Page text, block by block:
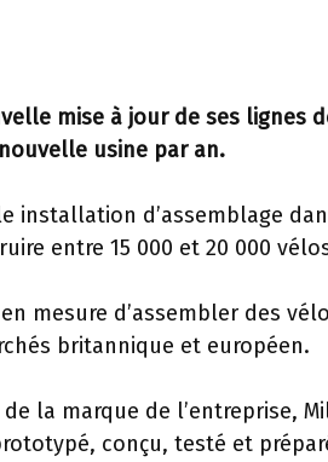
mise à jour de ses lignes
usine par an.
installation d’assemblage
entre 15 000 et 20 000
mesure d’assembler des
britannique et européen.
la marque de l’entreprise,
conçu, testé et